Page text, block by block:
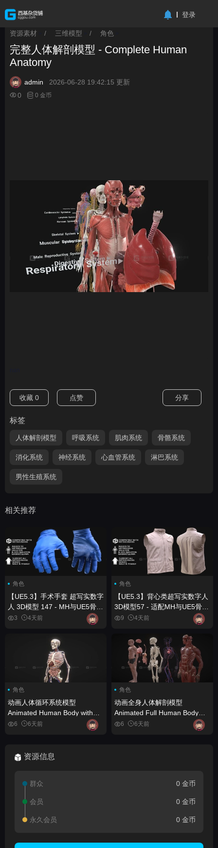
登录
资源素材 / 三维模型 / 角色
完整人体解剖模型 - Complete Human
Anatomy
admin
2026-06-28 19:42:15 更新
0
0 金币
收藏 0 点赞 分享
标签
人体解剖模型 呼吸系统 肌肉系统 骨骼系统
消化系统 神经系统 心血管系统 淋巴系统
男性生殖系统
相关推荐
角色
【UE5.3】手术手套 超写实数字
人 3D模型 147 - MH与UE5骨骼
系统 - 已绑定 Surgery Gloves
Metahuman 3D model 147 -
MH & UE5 Skeletons - Rigged
3 4天前
角色
【UE5.3】背心类超写实数字人
3D模型57 - 适配MH与UE5骨骼
系统 - 已绑定 Vest Metahuman
Skeletons - Rigged
9 4天前
角色
动画人体循环系统模型
Animated Human Body with
circulatory system
6 6天前
角色
动画全身人体解剖模型
Animated Full Human Body
Anatomy
6 6天前
资源信息
群众 0 金币
会员 0 金币
永久会员 0 金币